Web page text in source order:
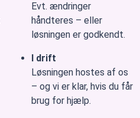
Evt. ændringer
håndteres – eller
løsningen er godkendt.
I drift
Løsningen hostes af os
– og vi er klar, hvis du får
brug for hjælp.